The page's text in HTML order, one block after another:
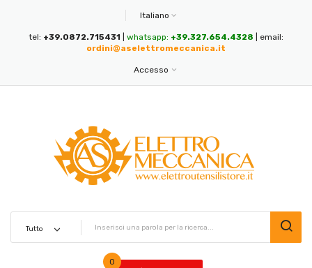
Italiano
tel: +39.0872.715431 whatsapp: +39.327.654.4328 | email:
ordini@aselettromeccanica.it
Accesso
0